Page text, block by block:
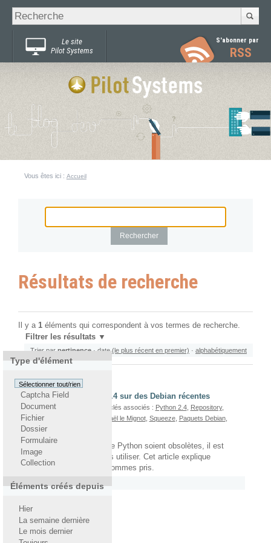
Chercher par
Recherche
avancée…
Le site
Pilot Systems
S'abonner par
RSS
Vous êtes ici : Accueil
Résultats de recherche
Il y a 1 éléments qui correspondent à vos termes de recherche.
Filtrer les résultats
Type d'élément
Sélectionner tout/rien
Captcha Field
Document
Fichier
Dossier
Formulaire
Image
Collection
Éléments créés depuis
Hier
La semaine dernière
Le mois dernier
Trier par pertinence · date (le plus récent en premier) · alphabétiquement
Utiliser Python 2.3 et 2.4 sur des Debian récentes
ParGaël Le Mignot — Mots-clés associés : Python 2.4, Repository,
Python 2.3
Gaël le Mignot, Squeeze, Paquets Debian,
Debian
Bien que ces versions de Python soient obsolètes, il est
parfois nécessaire de les utiliser. Cet article explique
comment nous nous y sommes pris.
Rattaché à 2012 Juin